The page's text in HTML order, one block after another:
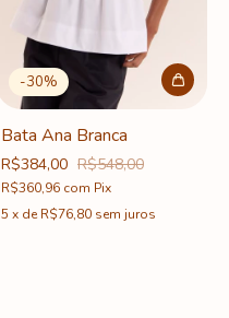
-30%
Bata Ana Branca
R$384,00 R$548,00
R$360,96 com Pix
5 x deR$76,80 sem juros